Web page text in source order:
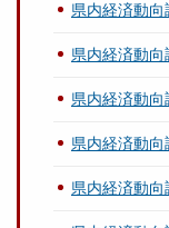
県内経済動向
県内経済動向
県内経済動向
県内経済動向
県内経済動向